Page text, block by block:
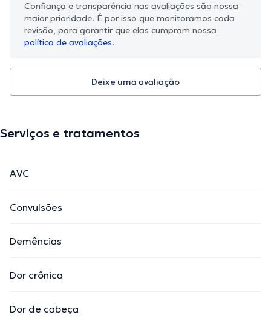
Confiança e transparência nas avaliações são nossa
maior prioridade. É por isso que monitoramos cada
revisão, para garantir que elas cumpram nossa
política de avaliações.
Deixe uma avaliação
Serviços e tratamentos
AVC
Convulsões
Demências
Dor crônica
Dor de cabeça